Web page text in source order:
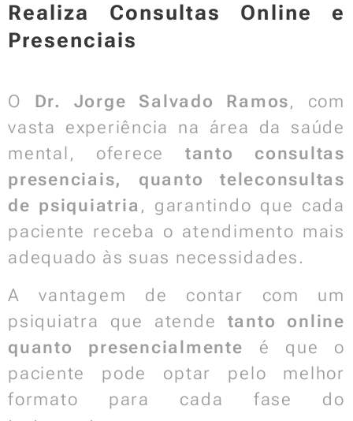
Realiza Consultas Online e
Presenciais
O Dr. Jorge Salvado Ramos, com
vasta experiência na área da saúde
mental, oferece tanto consultas
presenciais, quanto teleconsultas
de psiquiatria , garantindo que cada
paciente receba o atendimento mais
adequado às suas necessidades.
A vantagem de contar com um
psiquiatra que atende tanto online
quanto presencialmente é que o
paciente pode optar pelo melhor
formato para cada fase do